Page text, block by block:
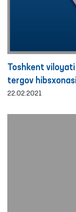
Toshkent
tergov
tashrifi tavsilotlari
22.02.2021